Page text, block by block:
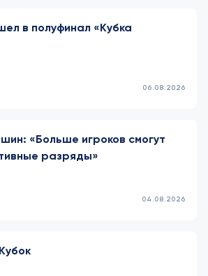
в полуфинал «Кубка
06.08.2026
«Больше игроков смогут
разряды»
04.08.2026